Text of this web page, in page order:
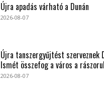
Újra apadás várható a Dunán
2026-08-07
Újra tanszergyűjtést szerveznek
Ismét összefog a város a
2026-08-07